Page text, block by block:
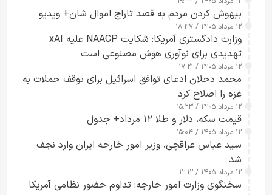
بیهوش کردن مردم به قصد تاراج اموال شان+ ویدیو
۱۲ مرداد ۱۴۰۵ / ۱۸:۴۷
وزارت دادگستری آمریکا: شکایت NAACP علیه xAI
تهدیدی برای نوآوری هوش مصنوعی است
۱۲ مرداد ۱۴۰۵ / ۱۷:۲۱
محمد دحلان ادعای توافق اسرائیل برای توقف حملات به
غزه را اصلاح کرد
۱۲ مرداد ۱۴۰۵ / ۱۵:۲۳
قیمت سکه، دلار و طلا ۱۲ مرداد+ جدول
۱۲ مرداد ۱۴۰۵ / ۱۵:۰۴
سید عباس عراقچی، وزیر امور خارجه ایران وارد نجف
شد
۱۲ مرداد ۱۴۰۵ / ۱۲:۱۲
سخنگوی وزارت امور خارجه: تداوم حضور نظامی آمریکا